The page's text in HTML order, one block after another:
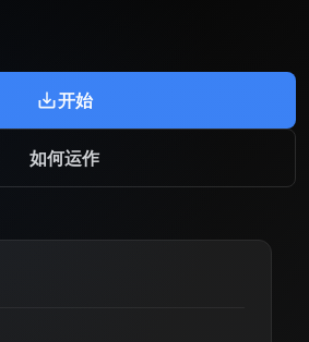
开始
如何运作